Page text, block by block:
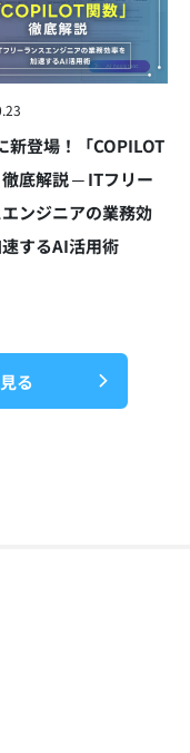
新登場！「COPILOT
底解説 ─ ITフリー
ンジニアの業務効
するAI活用術
る